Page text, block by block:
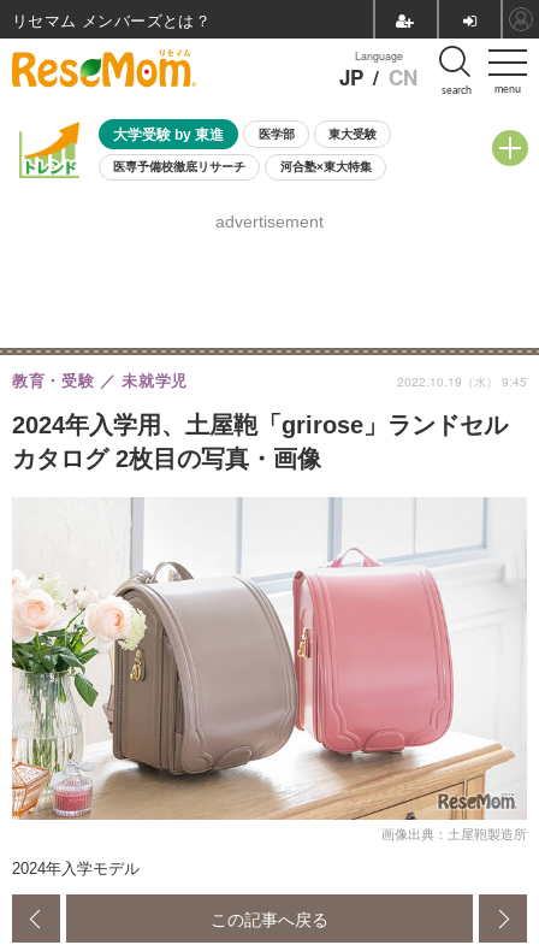
menu
Language
JP / CN search
大学受験 by 東進 医学部 東大受験
医専予備校徹底リサーチ 河合塾×東大特集
8月開催学校説明会・相談会
advertisement
2024年入学用、土屋鞄「grirose」ランドセル
カタログ 2枚目の写真・画像
教育・受験 未就学児 2022.10.19（水） 9:45
画像出典：土屋鞄製造所
2024年入学モデル
この記事へ戻る
リセマム メンバーズ